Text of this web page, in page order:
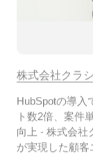
ト数2倍、案件
向上 - 株式会社
が実現した顧
メントの強化事